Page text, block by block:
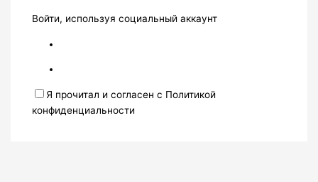
Войти, используя социальный аккаунт
Я прочитал и согласен с Политикой
конфиденциальности